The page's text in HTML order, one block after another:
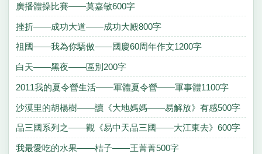
廣播體操比賽——莫嘉敏600字
挫折——成功大道——成功大殿800字
祖國——我為你驕傲——國慶60周年作文1200字
白天——黑夜——區別200字
2011我的夏令營生活——軍體夏令營——軍事體1100字
沙漠里的胡楊樹——讀《大地媽媽——易解放》有感500字
品三國系列之——觀《易中天品三國——大江東去》600字
我最愛吃的水果——桔子——王菁菁500字